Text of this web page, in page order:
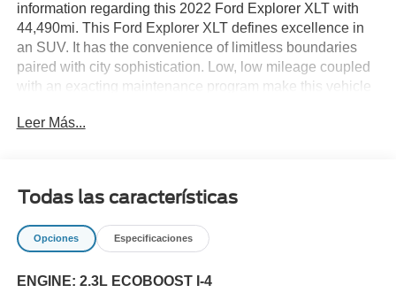
information regarding this 2022 Ford Explorer XLT with
44,490mi. This Ford Explorer XLT defines excellence in
an SUV. It has the convenience of limitless boundaries
paired with city sophistication. Low, low mileage coupled
with an exacting maintenance program make this vehicle
everything you have always wanted in a car -- Quality,
Leer Más...
Todas las características
Opciones Especificaciones
ENGINE: 2.3L ECOBOOST I-4